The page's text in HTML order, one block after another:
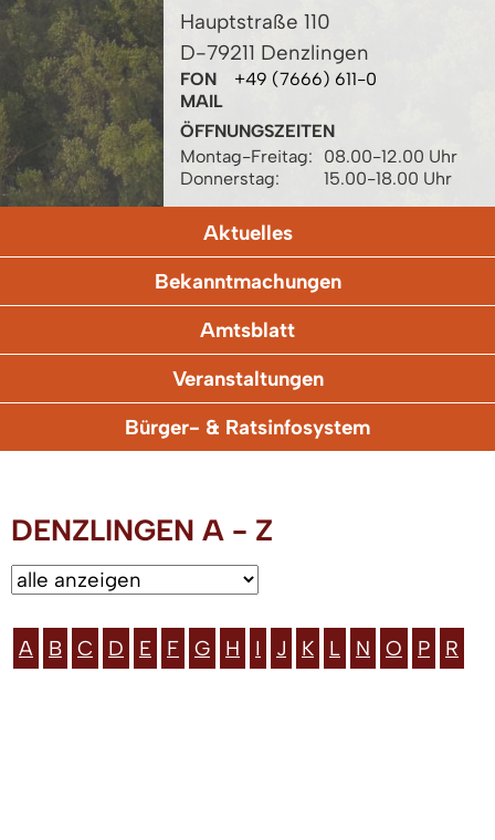
Hauptstraße 110
D-79211 Denzlingen
FON
+49 (7666) 611-0
MAIL
ÖFFNUNGSZEITEN
Montag-Freitag:
08.00-12.00 Uhr
Donnerstag:
15.00-18.00 Uhr
Aktuelles
Bekanntmachungen
Amtsblatt
Veranstaltungen
Bürger- & Ratsinfosystem
DENZLINGEN A - Z
A B C D E F G H I J K L N O P
R